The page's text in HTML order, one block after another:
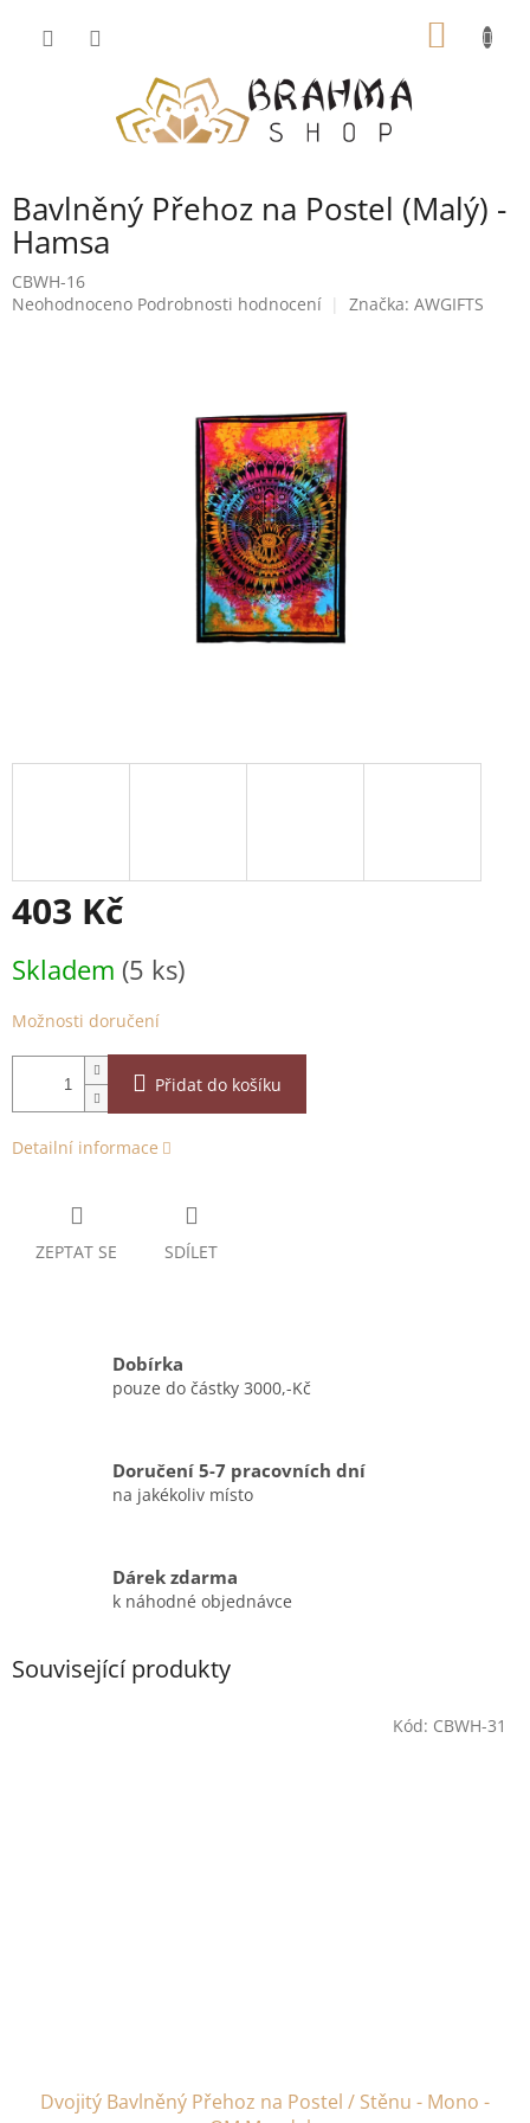
Bavlněný Přehoz na Postel (Malý) -
Hamsa
CBWH-16
Průměrné
Neohodnoceno Podrobnosti hodnocení Značka: AWGIFTS
403 Kč
cena:
Skladem (5 ks)
Možnosti doručení
Přidat do košíku
Detailní informace
ZEPTAT SE SDÍLET
Dobírka
pouze do částky 3000,-Kč
Doručení 5-7 pracovních dní
na jakékoliv místo
Dárek zdarma
k náhodné objednávce
Související produkty
Dvojitý Bavlněný Přehoz na Postel / Stěnu - Mono -
Kód: CBWH-31